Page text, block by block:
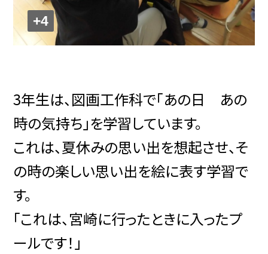
+4
3年生は、図画工作科で「あの日 あの
時の気持ち」を学習しています。
これは、夏休みの思い出を想起させ、そ
の時の楽しい思い出を絵に表す学習で
す。
「これは、宮崎に行ったときに入ったプ
ールです！」